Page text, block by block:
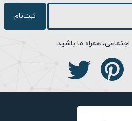
شکوه و استحکام را در ذهن مجسم
اینکه زیبا و امروزی است، وجهی کهن نیز
اما به جز آن می‌توانید به عنوان
کنید.
پارکی که برای چراغ های محوطه دارای
و یکنواخت آن است که این ویژگی
در مرحله طراحی و ساخت این محصول
ثبت‌نام
همراه ما باشید.